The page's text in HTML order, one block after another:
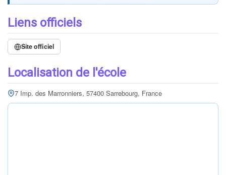
Liens officiels
Site officiel
Localisation de l'école
7 Imp. des Marronniers, 57400 Sarrebourg, France